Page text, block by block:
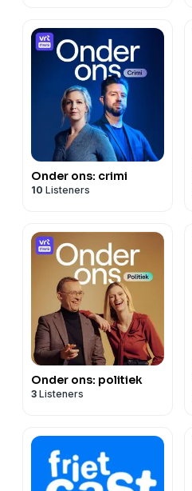
Onder ons: crimi
10 Listeners
Onder ons: politiek
3 Listeners